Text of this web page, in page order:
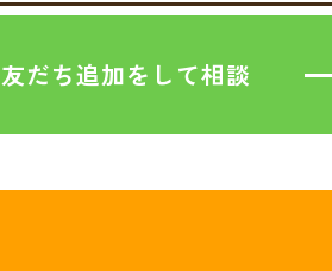
友だち追加をして相談